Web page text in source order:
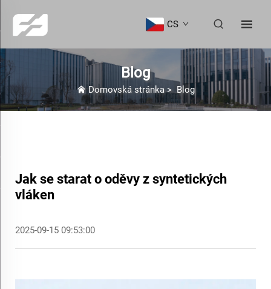
CS
Blog
Domovská stránka> Blog
Jak se starat o oděvy z syntetických
vláken
2025-09-15 09:53:00